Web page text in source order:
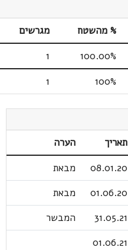
% מהשטח מגרשים
100.00%
1
100%
1
תאריך
הערה
08.01.20
מבאת
01.06.20
מבאת
31.05.21
המבשר
01.06.21